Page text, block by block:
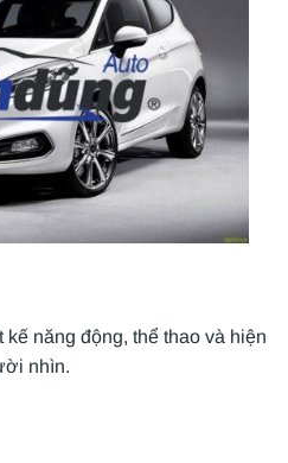
năng động, thể thao và hiện
nhìn.